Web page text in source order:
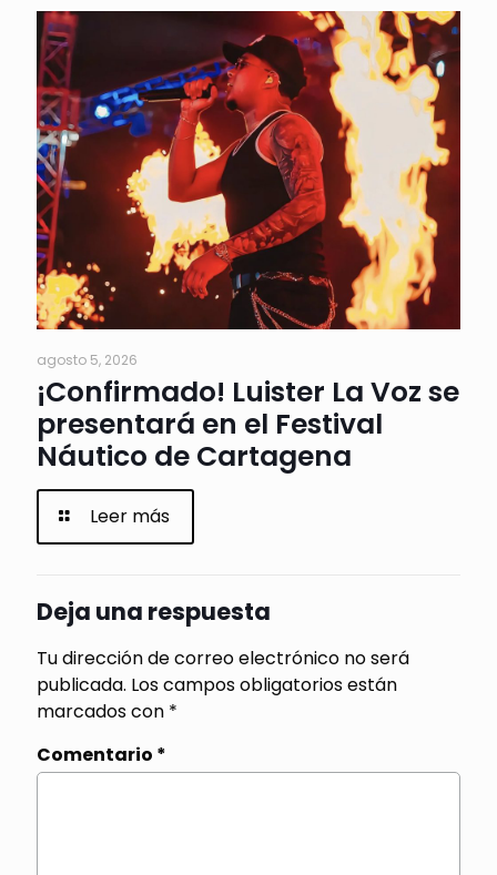
agosto 5, 2026
¡Confirmado! Luister La Voz se
presentará en el Festival
Náutico de Cartagena
Leer más
Deja una respuesta
Tu dirección de correo electrónico no será
publicada. Los campos obligatorios están
marcados con *
Comentario *